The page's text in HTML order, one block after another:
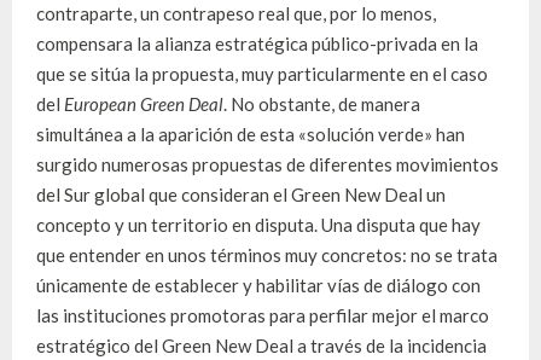
contraparte, un contrapeso real que, por lo menos,
compensara la alianza estratégica público-privada en la
que se sitúa la propuesta, muy particularmente en el caso
del European Green Deal. No obstante, de manera
simultánea a la aparición de esta «solución verde» han
surgido numerosas propuestas de diferentes movimientos
del Sur global que consideran el Green New Deal un
concepto y un territorio en disputa. Una disputa que hay
que entender en unos términos muy concretos: no se trata
únicamente de establecer y habilitar vías de diálogo con
las instituciones promotoras para perfilar mejor el marco
estratégico del Green New Deal a través de la incidencia